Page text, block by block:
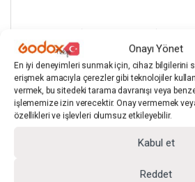
Onayı Yönet
En iyi deneyimleri sunmak için, cihaz bilgilerini
erişmek amacıyla çerezler gibi teknolojiler
vermek, bu sitedeki tarama davranışı veya
işlememize izin verecektir. Onay vermemek
özellikleri ve işlevleri olumsuz etkileyebilir.
Kabul et
Reddet
TEKNİK ÖZELLİKLER